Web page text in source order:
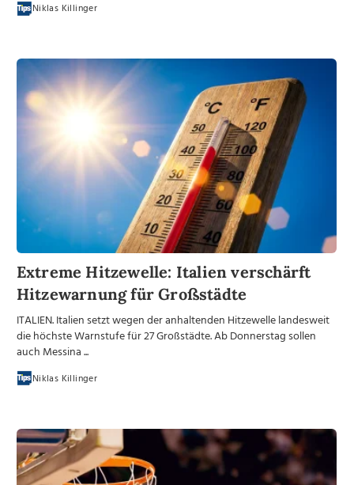
Niklas Killinger
Extreme Hitzewelle: Italien verschärft
Hitzewarnung für Großstädte
ITALIEN. Italien setzt wegen der anhaltenden Hitzewelle landesweit
die höchste Warnstufe für 27 Großstädte. Ab Donnerstag sollen
auch Messina ...
Niklas Killinger